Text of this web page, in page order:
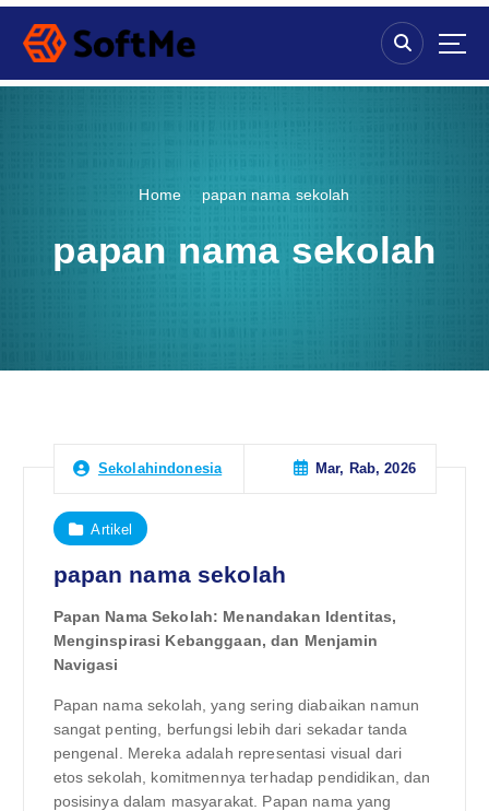
S
p
Home papan nama sekolah
papan nama sekolah
Sekolahindonesia Mar, Rab, 2026
Artikel
papan nama sekolah
Papan Nama Sekolah: Menandakan Identitas,
Menginspirasi Kebanggaan, dan Menjamin
Navigasi
Papan nama sekolah, yang sering diabaikan namun
sangat penting, berfungsi lebih dari sekadar tanda
pengenal. Mereka adalah representasi visual dari
etos sekolah, komitmennya terhadap pendidikan, dan
posisinya dalam masyarakat. Papan nama yang